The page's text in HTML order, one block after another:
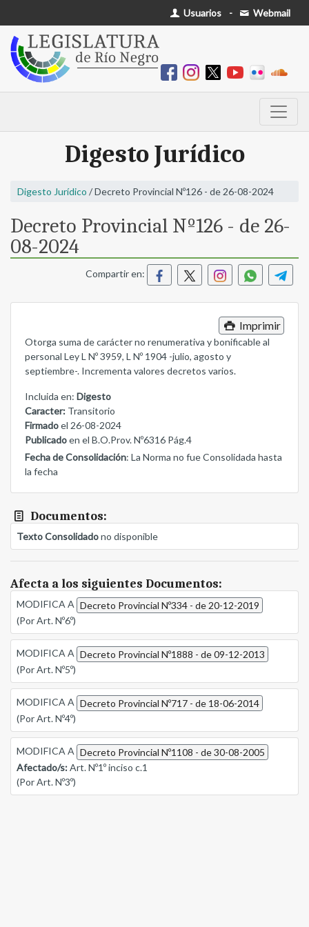
Usuarios - Webmail
Digesto Jurídico
Digesto Jurídico / Decreto Provincial Nº126 - de 26-08-2024
Decreto Provincial Nº126 - de 26-
08-2024
Compartir en:
Imprimir
Otorga suma de carácter no renumerativa y bonificable al
personal Ley L Nº 3959, L Nº 1904 -julio, agosto y
septiembre-. Incrementa valores decretos varios.
Incluida en: Digesto
Caracter: Transitorio
Firmadoel 26-08-2024
Publicadoen el B.O.Prov. Nº6316 Pág.4
Fecha de Consolidación: La Norma no fue Consolidada hasta
la fecha
Documentos:
Texto Consolidadono disponible
Afecta a los siguientes Documentos:
MODIFICA A Decreto Provincial Nº334 - de 20-12-2019
(Por Art. Nº6º)
MODIFICA A Decreto Provincial Nº1888 - de 09-12-2013
(Por Art. Nº5º)
MODIFICA A Decreto Provincial Nº717 - de 18-06-2014
(Por Art. Nº4º)
MODIFICA A Decreto Provincial Nº1108 - de 30-08-2005
Afectado/s:Art. Nº1º inciso c.1
(Por Art. Nº3º)